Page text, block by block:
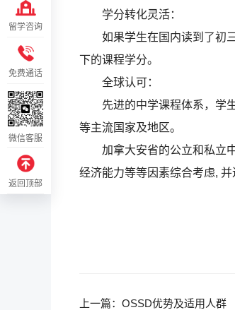
学分转化灵活：
如果学生在国内读到了初三
下的课程学分。
全球认可：
先进的中学课程体系，学生
等主流国家及地区。
加拿大安省的公立和私立中
经济能力等等因素综合考虑,
上一篇： OSSD优势及适用人群
留学咨询
免费通话
微信客服
返回顶部